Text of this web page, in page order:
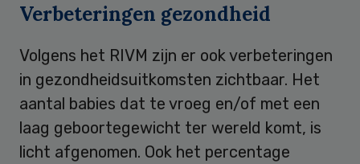
Verbeteringen gezondheid
Volgens het RIVM zijn er ook verbeteringen
in gezondheidsuitkomsten zichtbaar. Het
aantal babies dat te vroeg en/of met een
laag geboortegewicht ter wereld komt, is
licht afgenomen. Ook het percentage